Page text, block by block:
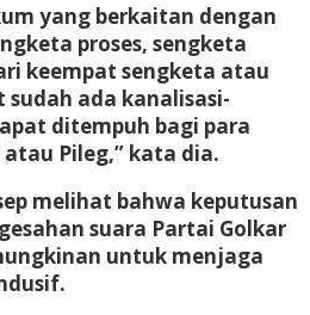
yang berkaitan dengan
proses, sengketa
keempat sengketa atau
ada kanalisasi-
ditempuh bagi para
Pileg,” kata dia.
melihat bahwa keputusan
suara Partai Golkar
untuk menjaga